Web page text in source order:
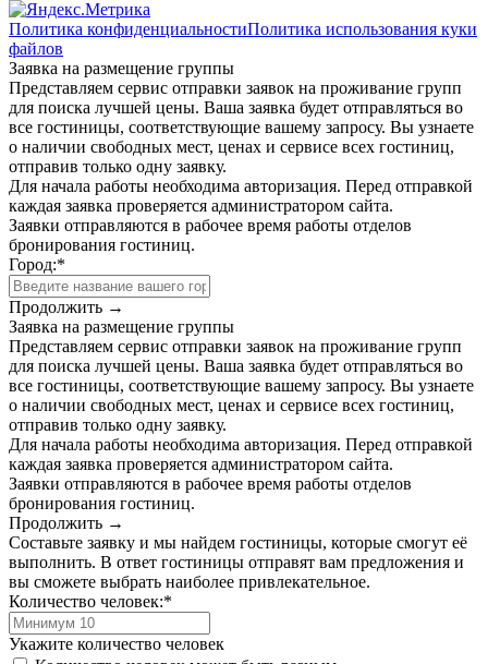
Политика конфиденциальностиПолитика использования куки
файлов
Заявка на размещение группы
Представляем сервис отправки заявок на проживание групп
для поиска лучшей цены. Ваша заявка будет отправляться во
все гостиницы, соответствующие вашему запросу. Вы узнаете
о наличии свободных мест, ценах и сервисе всех гостиниц,
отправив только одну заявку.
Для начала работы необходима авторизация. Перед отправкой
каждая заявка проверяется администратором сайта.
Заявки отправляются в рабочее время работы отделов
бронирования гостиниц.
Город:*
Продолжить →
Заявка на размещение группы
Представляем сервис отправки заявок на проживание групп
для поиска лучшей цены. Ваша заявка будет отправляться во
все гостиницы, соответствующие вашему запросу. Вы узнаете
о наличии свободных мест, ценах и сервисе всех гостиниц,
отправив только одну заявку.
Для начала работы необходима авторизация. Перед отправкой
каждая заявка проверяется администратором сайта.
Заявки отправляются в рабочее время работы отделов
бронирования гостиниц.
Продолжить →
Составьте заявку и мы найдем гостиницы, которые смогут её
выполнить. В ответ гостиницы отправят вам предложения и
вы сможете выбрать наиболее привлекательное.
Количество человек:*
Укажите количество человек